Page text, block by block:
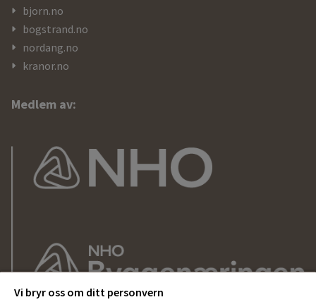
bjorn.no
bogstrand.no
nordang.no
kranor.no
Medlem av:
Vi bryr oss om ditt personvern